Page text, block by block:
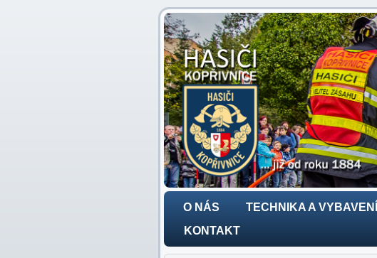
O NÁS TECHNIKA A VYBAVENÍ
KONTAKT